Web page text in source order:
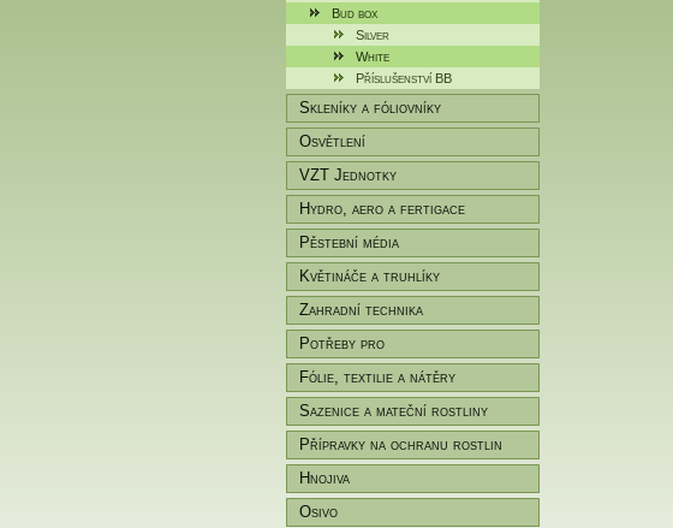
Bud box
Silver
White
Příslušenství BB
Skleníky a fóliovníky
Osvětlení
VZT Jednotky
Hydro, aero a fertigace
Pěstební média
Květináče a truhlíky
Zahradní technika
Potřeby pro
zahradníky/pěstitele
Fólie, textilie a nátěry
Sazenice a mateční rostliny
Přípravky na ochranu rostlin
Hnojiva
Osivo